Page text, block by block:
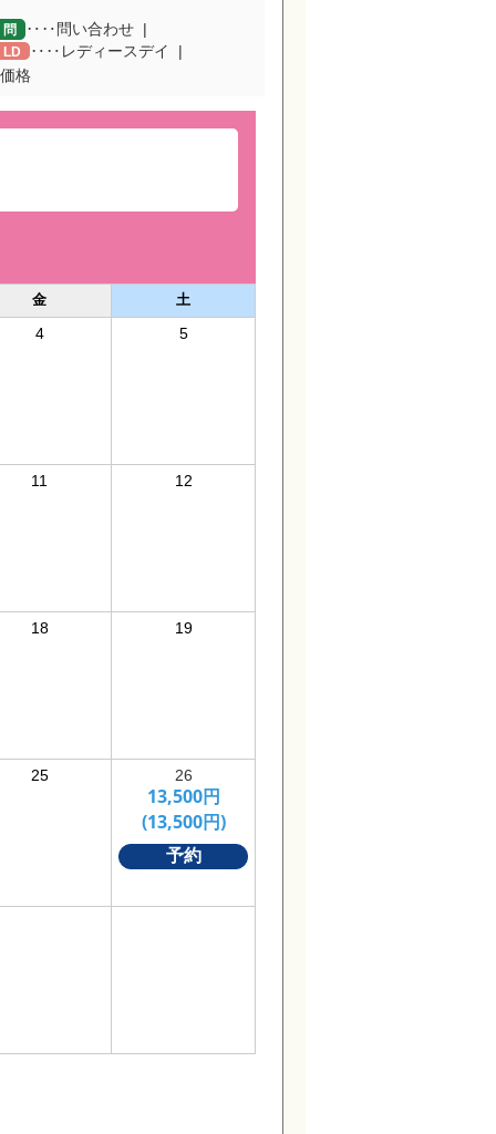
問 ‥‥問い合わせ
LD
‥‥レディースデイ
格